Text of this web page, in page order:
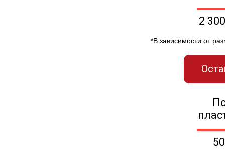
2
*В зависимости от